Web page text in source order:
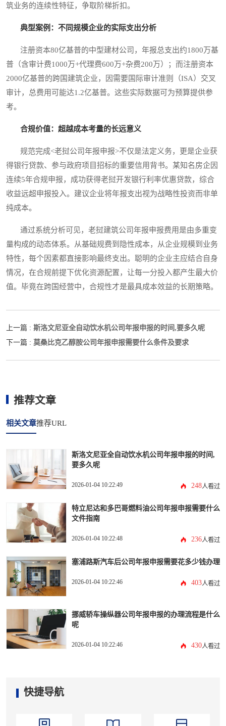
筑业务的连续性特征，争取阶梯折扣。
典型案例：不同规模企业的实际支出分析
注册资本80亿基普的中型建材公司，年报总支出约1800万基
普（含审计费1000万+代理费600万+杂费200万）；而注册资本
2000亿基普的跨国建筑企业，因需要国际审计准则（ISA）交叉
审计，总费用可能达1.2亿基普。这些实际数据可为预算提供参
考。
合规价值：超越成本考量的长远意义
规范完成<老挝公司年报申报>不仅是法定义务，更是企业获
得银行贷款、参与政府项目招标的重要信用背书。某知名房企因
连续5年合规申报，成功获得老挝开发银行利率优惠贷款，综合
收益远超申报投入。建议企业将年报支出视为战略性投资而非单
纯成本。
通过系统分析可见，老挝建筑公司年报申报费用是由多重变
量构成的动态体系。从基础规费到隐性成本，从企业规模到业务
特性，每个因素都直接影响最终支出。聪明的企业主应结合自身
情况，在合规前提下优化资源配置，让每一分投入都产生最大价
值。毕竟在跨国经营中，合规性才是最具成本效益的长期策略。
上一篇 : 斯洛文尼亚全自动饮水机公司年报申报的时间,要多久呢
下一篇 : 莫桑比克乙醇胺公司年报申报需要什么条件及要求
推荐文章
相关文章推荐URL
斯洛文尼亚全自动饮水机公司年报申报的时间,
要多久呢
2026-01-04 10:22:49 248人看过
特立尼达和多巴哥燃料油公司年报申报需要什么
文件指南
2026-01-04 10:22:48 236人看过
塞浦路斯汽车后公司年报申报需要花多少钱办理
2026-01-04 10:22:46 403人看过
挪威轿车操纵器公司年报申报的办理流程是什么
呢
2026-01-04 10:22:46 430人看过
快捷导航